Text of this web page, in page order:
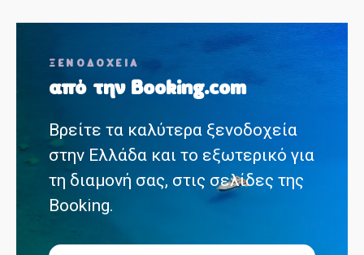
ΞΕΝΟΔΟΧΕΙΑ
από την Booking.com
Βρείτε τα καλύτερα ξενοδοχεία
στην Ελλάδα και το εξωτερικό για
τη διαμονή σας, στις σελίδες της
Booking.